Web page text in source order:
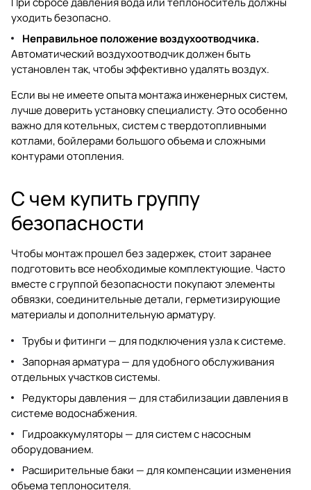
уходить безопасно.
Неправильное положение воздухоотводчика.
Автоматический воздухоотводчик должен быть
установлен так, чтобы эффективно удалять воздух.
Если вы не имеете опыта монтажа инженерных систем,
лучше доверить установку специалисту. Это особенно
важно для котельных, систем с твердотопливными
котлами, бойлерами большого объема и сложными
контурами отопления.
С чем купить группу
безопасности
Чтобы монтаж прошел без задержек, стоит заранее
подготовить все необходимые комплектующие. Часто
вместе с группой безопасности покупают элементы
обвязки, соединительные детали, герметизирующие
материалы и дополнительную арматуру.
Трубы и фитинги — для подключения узла к системе.
Запорная арматура— для удобного обслуживания
отдельных участков системы.
Редукторы давления— для стабилизации давления в
системе водоснабжения.
Гидроаккумуляторы — для систем с насосным
оборудованием.
Расширительные баки — для компенсации изменения
объема теплоносителя.